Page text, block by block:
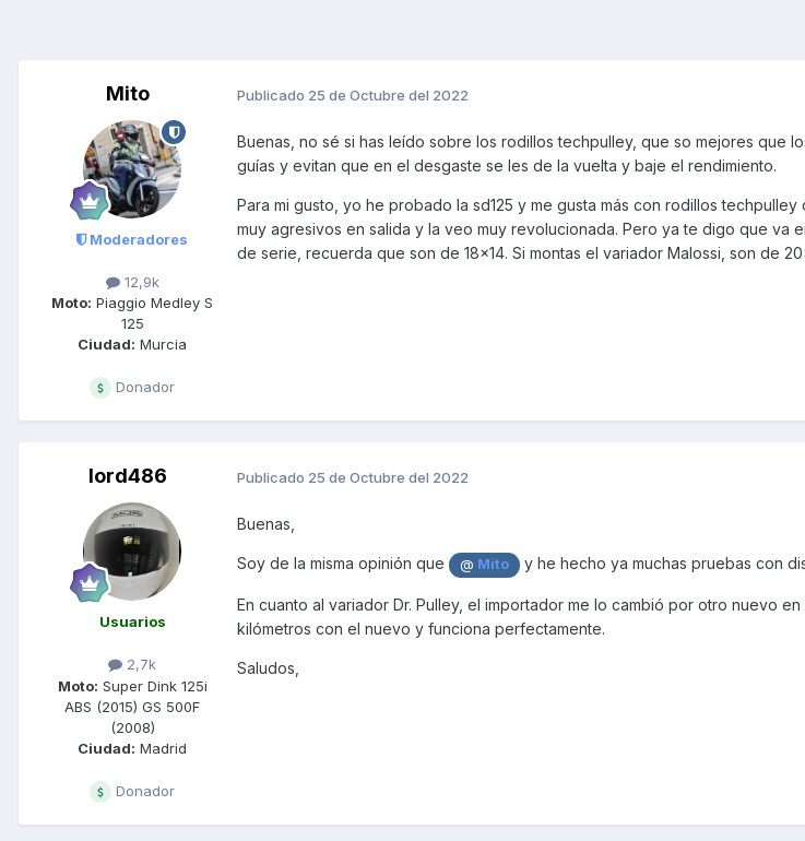
Mito
Moderadores
12,9k
Moto: Piaggio Medley S
125
Ciudad: Murcia
Donador
Publicado 25 de Octubre del 2022
Buenas, no sé si has leído sobre los rodillos techpulley, que so mejores que
guías y evitan que en el desgaste se les de la vuelta y baje el rendimiento.
Para mi gusto, yo he probado la sd125 y me gusta más con rodillos techpulley
muy agresivos en salida y la veo muy revolucionada. Pero ya te digo que va
de serie, recuerda que son de 18x14. Si montas el variador Malossi, son de
lord486
Usuarios
2,7k
Moto: Super Dink 125i
ABS (2015) GS 500F
(2008)
Ciudad: Madrid
Donador
Publicado 25 de Octubre del 2022
Buenas,
Soy de la misma opinión que @ Mito y he hecho ya muchas pruebas con
En cuanto al variador Dr. Pulley, el importador me lo cambió por otro nuevo en
kilómetros con el nuevo y funciona perfectamente.
Saludos,